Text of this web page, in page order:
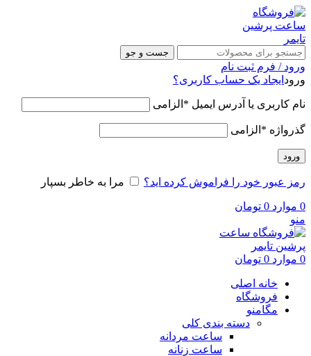
جست و جو
ورود / فرم ثبت نام
ورود ایجاد یک حساب کاربری؟
نام کاربری یا آدرس ایمیل * الزامی
گذرواژه * الزامی
ورود
رمز عبور خود را فراموش کرده اید؟ مرا به خاطر بسپار
0 موارد 0 تومان
منو
0 موارد 0 تومان
خانه اصلی
فروشگاه
مگامنو
دسته بندی کلی
ساعت مردانه
ساعت زنانه